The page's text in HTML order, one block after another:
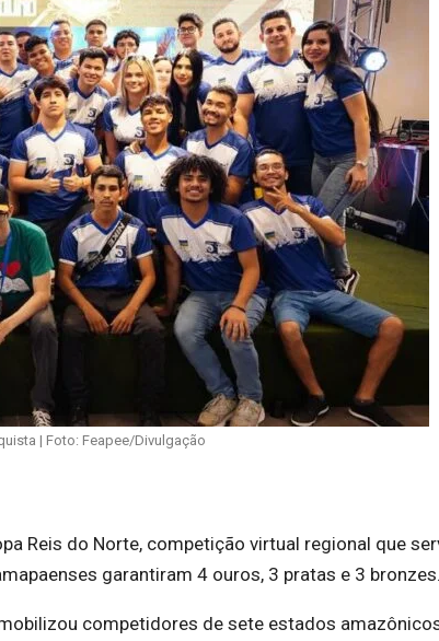
| Foto: Feapee/Divulgação
Reis do Norte, competição virtual regional que
garantiram 4 ouros, 3 pratas e 3
competidores de sete estados